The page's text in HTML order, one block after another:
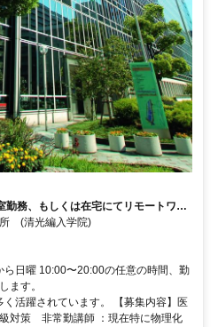
勤務、もしくは在宅にてリモートワー
(清光編入学院)
ら日曜 10:00〜20:00の任意の時間、勤
ます。
活躍されています。 【募集内容】医
対策 非常勤講師 ：現在特に物理化